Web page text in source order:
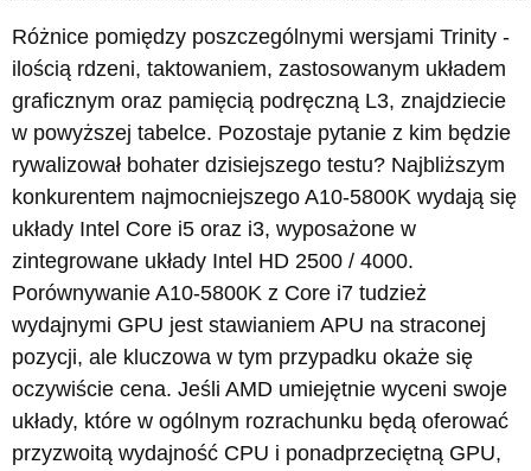
Różnice pomiędzy poszczególnymi wersjami Trinity -
ilością rdzeni, taktowaniem, zastosowanym układem
graficznym oraz pamięcią podręczną L3, znajdziecie
w powyższej tabelce. Pozostaje pytanie z kim będzie
rywalizował bohater dzisiejszego testu? Najbliższym
konkurentem najmocniejszego A10-5800K wydają się
układy Intel Core i5 oraz i3, wyposażone w
zintegrowane układy Intel HD 2500 / 4000.
Porównywanie A10-5800K z Core i7 tudzież
wydajnymi GPU jest stawianiem APU na straconej
pozycji, ale kluczowa w tym przypadku okaże się
oczywiście cena. Jeśli AMD umiejętnie wyceni swoje
układy, które w ogólnym rozrachunku będą oferować
przyzwoitą wydajność CPU i ponadprzeciętną GPU,